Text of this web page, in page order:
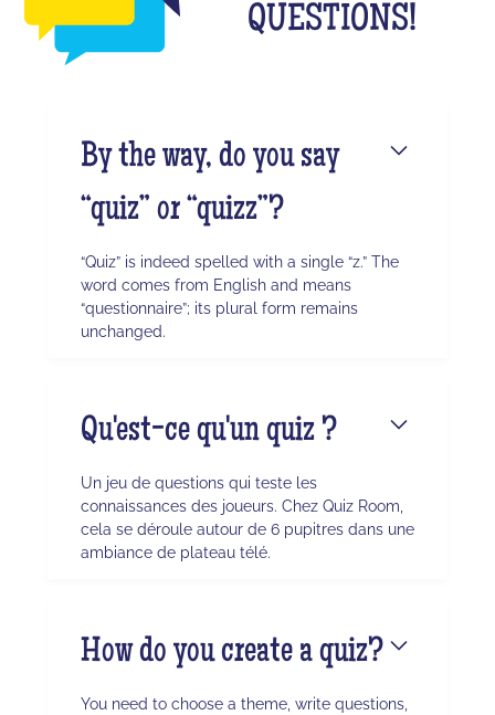
QUESTIONS!
By the way, do you say
“quiz” or “quizz”?
“Quiz” is indeed spelled with a single “z.” The
word comes from English and means
“questionnaire”; its plural form remains
unchanged.
Qu'est-ce qu'un quiz ?
Un jeu de questions qui teste les
connaissances des joueurs. Chez Quiz Room,
cela se déroule autour de 6 pupitres dans une
ambiance de plateau télé.
How do you create a quiz?
You need to choose a theme, write questions,